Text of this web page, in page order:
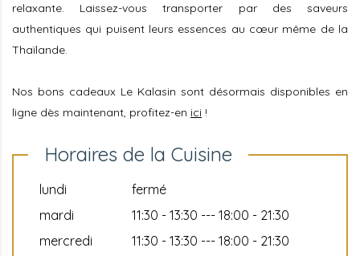
relaxante. Laissez-vous transporter par des saveurs
authentiques qui puisent leurs essences au cœur même de la
Thaïlande.
Nos bons cadeaux Le Kalasin sont désormais disponibles en
ligne dès maintenant, profitez-en ici !
Horaires de la Cuisine
lundi
fermé
mardi
11:30 - 13:30 --- 18:00 - 21:30
mercredi
11:30 - 13:30 --- 18:00 - 21:30